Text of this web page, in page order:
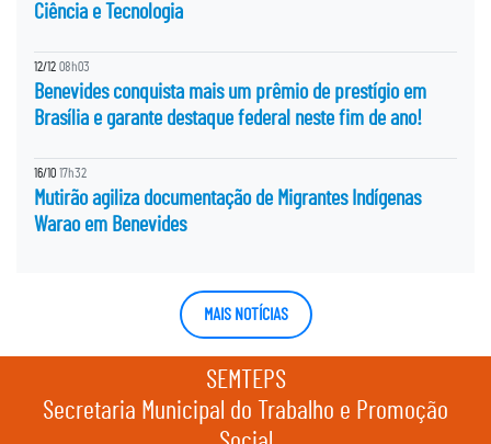
Ciência e Tecnologia
12/12 08h03
Benevides conquista mais um prêmio de prestígio em
Brasília e garante destaque federal neste fim de ano!
16/10 17h32
Mutirão agiliza documentação de Migrantes Indígenas
Warao em Benevides
MAIS NOTÍCIAS
SEMTEPS
Secretaria Municipal do Trabalho e Promoção